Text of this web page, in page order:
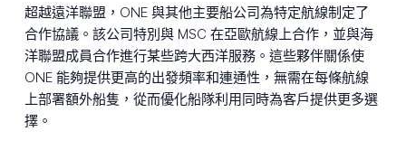
超越遠洋聯盟，ONE 與其他主要船公司為特定航線制定了
合作協議。該公司特別與 MSC 在亞歐航線上合作，並與海
洋聯盟成員合作進行某些跨大西洋服務。這些夥伴關係使
ONE 能夠提供更高的出發頻率和連通性，無需在每條航線
上部署額外船隻，從而優化船隊利用同時為客戶提供更多選
擇。